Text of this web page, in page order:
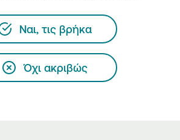
Ναι, τις βρήκα
Όχι ακριβώς